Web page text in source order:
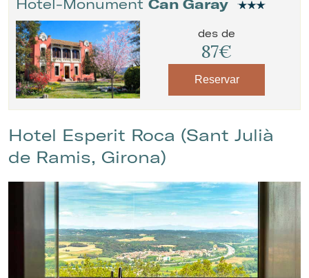
Hotel-Monument Can Garay
des de
87€
Reservar
Hotel Esperit Roca (Sant Julià
de Ramis, Girona)